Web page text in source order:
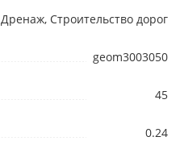
Дренаж, Строительство дорог
geom3003050
45
0.24